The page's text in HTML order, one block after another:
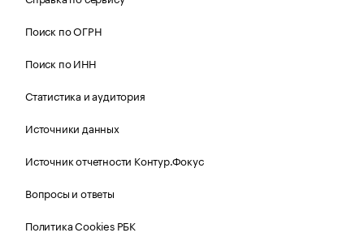
Поиск по ОГРН
Поиск по ИНН
Статистика и аудитория
Источники данных
Источник отчетности Контур.Фокус
Вопросы и ответы
Политика Cookies РБК